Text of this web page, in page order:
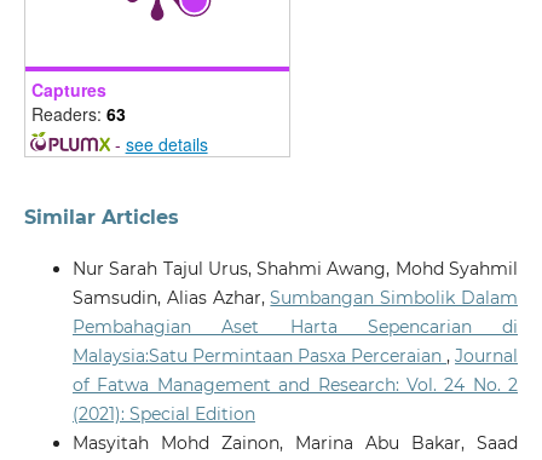
Captures
Readers: 63
- see details
Similar Articles
Nur Sarah Tajul Urus, Shahmi Awang, Mohd Syahmil
Samsudin, Alias Azhar,Sumbangan Simbolik Dalam
Pembahagian Aset Harta Sepencarian di
Malaysia:Satu Permintaan Pasxa Perceraian,Journal
of Fatwa Management and Research: Vol. 24 No. 2
(2021): Special Edition
Masyitah Mohd Zainon, Marina Abu Bakar, Saad